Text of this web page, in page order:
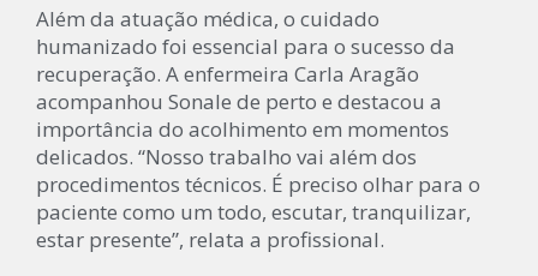
Além da atuação médica, o cuidado
humanizado foi essencial para o sucesso da
recuperação. A enfermeira Carla Aragão
acompanhou Sonale de perto e destacou a
importância do acolhimento em momentos
delicados. “Nosso trabalho vai além dos
procedimentos técnicos. É preciso olhar para o
paciente como um todo, escutar, tranquilizar,
estar presente”, relata a profissional.